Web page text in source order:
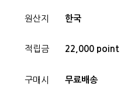
원산지 한국
적립금 22,000 point
구매시 무료배송